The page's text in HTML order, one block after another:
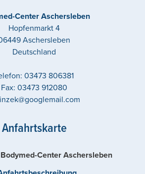
Center Aschersleben
Hopfenmarkt 4
Aschersleben
Deutschland
03473 806381
Fax: 03473 912080
Anfahrtskarte